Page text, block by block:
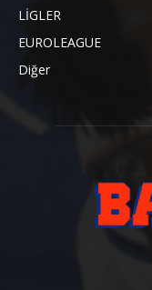
LİGLER
EUROLEAGUE
Diğer